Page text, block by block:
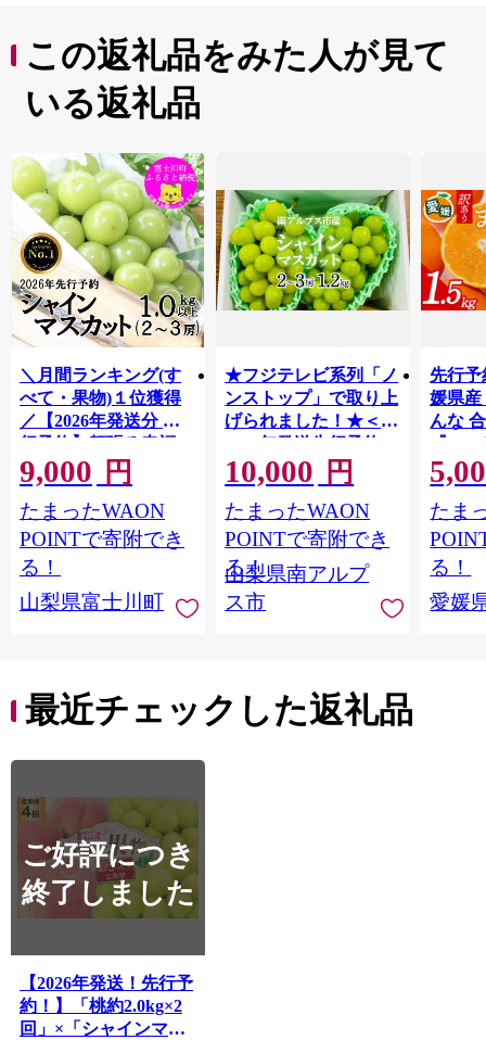
この返礼品をみた人が見て
いる返礼品
＼月間ランキング(す
べて・果物)１位獲得
／【2026年発送分 先
行予約】頬張る幸福
感 〜緑の宝石・ シ
ャインマスカット 〜
１ｋｇ以上（２〜３
房） フルーツ 山梨県
産 果物 くだもの シャ
イン マスカット ぶど
う ブドウ 葡萄 大粒 種
9,000 円
たまったWAON
POINTで寄附でき
る！
山梨県富士川町
★フジテレビ系列「ノ
ンストップ」で取り上
げられました！★＜
2026年発送先行予約＞
南アルプス市産シャイ
ンマスカット1.2kg以
上（2～3房） クール
便発送 ALPAG007
10,000 円
たまったWAON
POINTで寄附でき
る！
山梨県南アルプ
ス市
先行予
媛県産
んな
『
出荷
ご自宅
マド
あり
ツ 高
産地直
レンジ
たま
る！
愛媛
最近チェックした返礼品
ご好評につき
終了しました
【2026年発送！先行予
約！】「桃約2.0kg×2
回」×「シャインマス